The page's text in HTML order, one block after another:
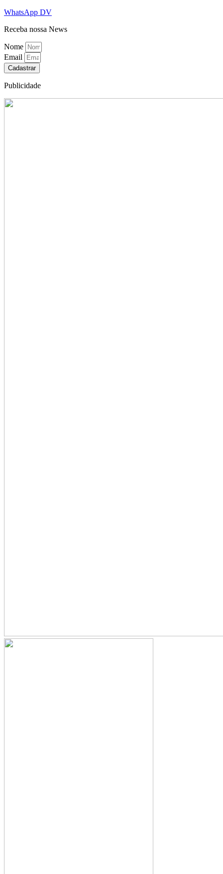
WhatsApp DV
Receba nossa News
Nome
Email
Cadastrar
Publicidade